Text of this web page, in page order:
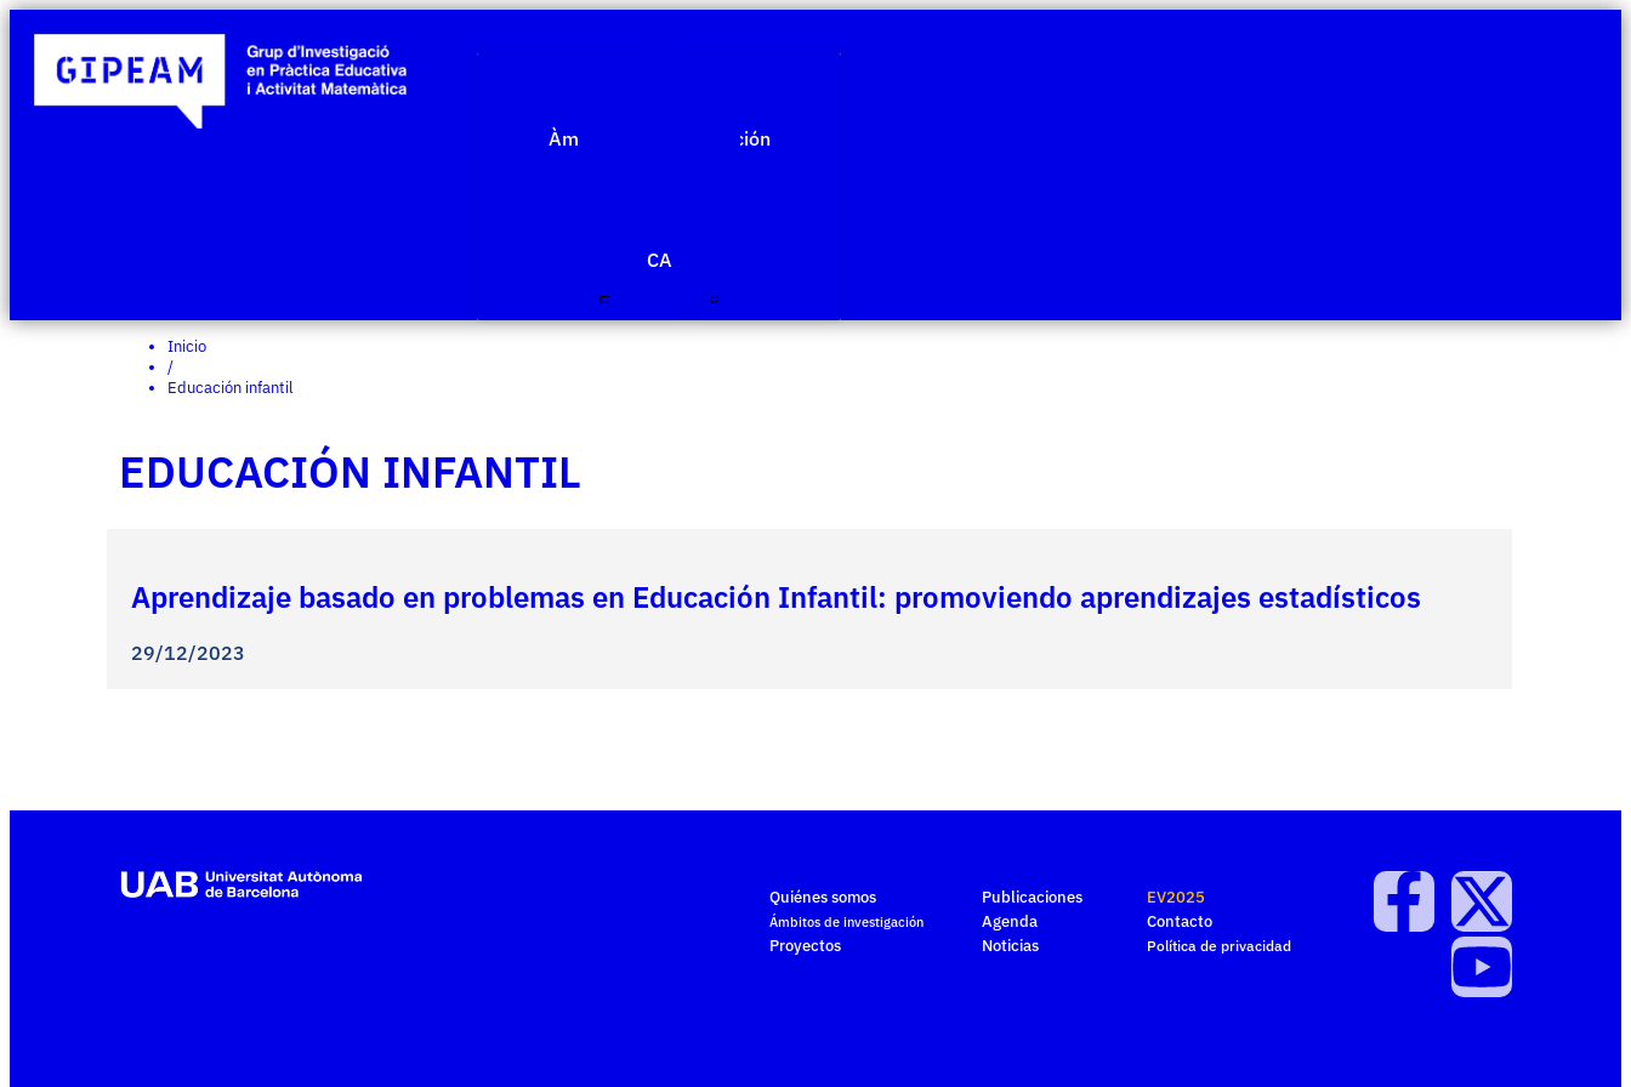
Àmbitos de investigación
CA
Edit Template
Inicio
/
Educación infantil
EDUCACIÓN INFANTIL
Aprendizaje basado en problemas en Educación Infantil: promoviendo aprendizajes estadísticos
29/12/2023
Quiénes somos
Ámbitos de investigación
Proyectos
Publicaciones
Agenda
Noticias
EV2025
Contacto
Política de privacidad